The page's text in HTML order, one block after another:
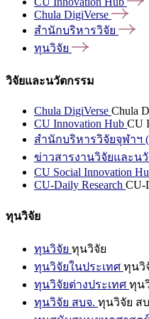
Chula DigiVerse
สำนักบริหารวิจัย
ทุนวิจัย
วิจัยและนวัตกรรม
Chula DigiVerse Chula
CU Innovation Hub CU
สำนักบริหารวิจัยจุฬาฯ
ข่าวสารงานวิจัยและน
CU Social Innovation
CU-Daily Research CU-
ทุนวิจัย
ทุนวิจัย ทุนวิจัย
ทุนวิจัยในประเทศ ทุนวิ
ทุนวิจัยต่างประเทศ ทุน
ทุนวิจัย สบจ. ทุนวิจัย ส